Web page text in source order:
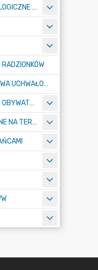
OSTRZEŻENIA METEOROLOGICZNE O ZŁYM STANIE POWIETRZA I INNE
OBYWATELSKA INICJATYWA UCHWAŁODAWCZA
RADZIONKOWSKI BUDŻET OBYWATELSKI
KONSULTACJE SPOŁECZNE NA TERENIE MIASTA RADZIONKÓW